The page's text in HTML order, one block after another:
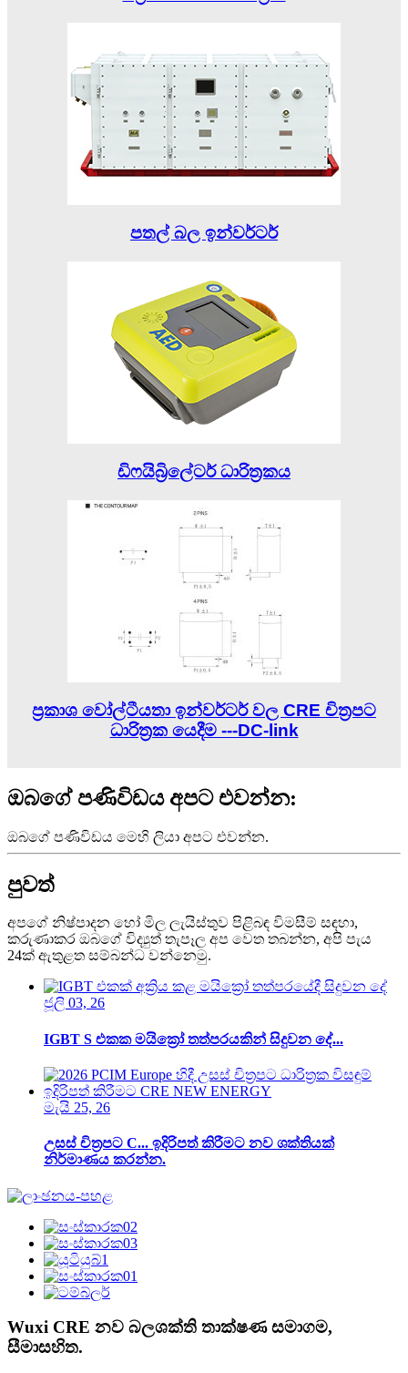
පතල් බල ඉන්වර්ටර්
ඩිෆයිබ්‍රිලේටර් ධාරිත්‍රකය
ප්‍රකාශ වෝල්ටීයතා ඉන්වර්ටර් වල CRE චිත්‍රපට
ධාරිත්‍රක යෙදීම ---DC-link
ඔබගේ පණිවිඩය අපට එවන්න:
ඔබගේ පණිවිඩය මෙහි ලියා අපට එවන්න.
පුවත්
අපගේ නිෂ්පාදන හෝ මිල ලැයිස්තුව පිළිබඳ විමසීම් සඳහා,
කරුණාකර ඔබගේ විද්‍යුත් තැපෑල අප වෙත තබන්න, අපි පැය
24ක් ඇතුළත සම්බන්ධ වන්නෙමු.
ජූලි 03, 26
IGBT S එකක මයික්‍රෝ තත්පරයකින් සිදුවන දේ...
මැයි 25, 26
උසස් චිත්‍රපට C... ඉදිරිපත් කිරීමට නව ශක්තියක්
නිර්මාණය කරන්න.
Wuxi CRE නව බලශක්ති තාක්ෂණ සමාගම,
සීමාසහිත.